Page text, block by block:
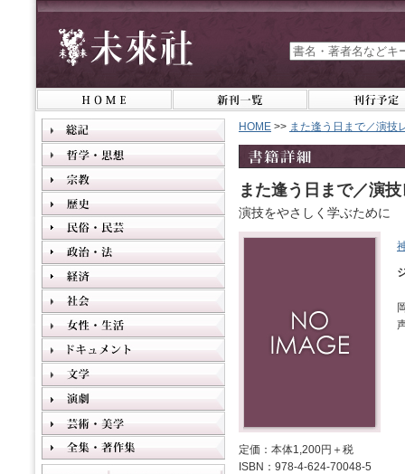
HOME >> また逢う日まで／演技
また逢う日まで／演
演技をやさしく学ぶために
定価：本体1,200円＋税
ISBN：978-4-624-70048-5